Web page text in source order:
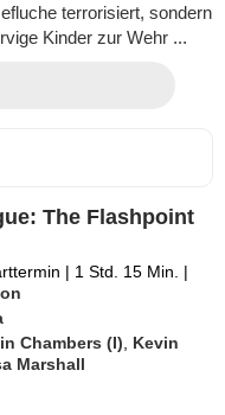
terrorisiert, sondern
Kinder zur Wehr ...
The Flashpoint
| 1 Std. 15 Min. |
Chambers (I)
Kevin
Marshall